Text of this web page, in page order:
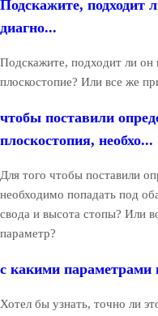
Подскажите, подходит
диагно...
Подскажите, подходит ли он
плоскостопие? Или все же
чтобы поставили
плоскостопия, необхо...
Для того чтобы поставили
необходимо попадать под
свода и высота стопы? Или
параметр?
с какими параметрами
Хотел бы узнать, точно ли